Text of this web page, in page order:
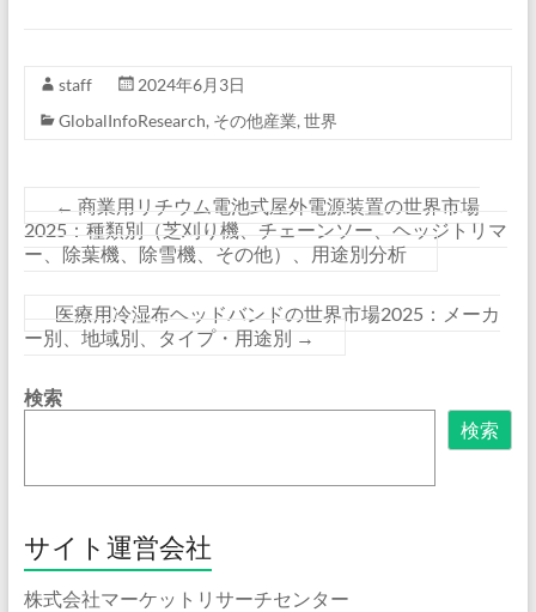
staff
2024年6月3日
GlobalInfoResearch, その他産業, 世界
← 商業用リチウム電池式屋外電源装置の世界市場
2025：種類別（芝刈り機、チェーンソー、ヘッジトリマ
ー、除葉機、除雪機、その他）、用途別分析
医療用冷湿布ヘッドバンドの世界市場2025：メーカ
ー別、地域別、タイプ・用途別 →
検索
検索
サイト運営会社
株式会社マーケットリサーチセンター